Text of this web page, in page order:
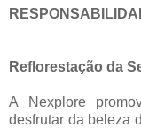
Reflorestação da
A Nexplore
desfrutar da beleza